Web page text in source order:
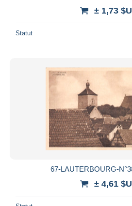
± 1,73
Statut
67-LAUTERBOURG-
± 4,61